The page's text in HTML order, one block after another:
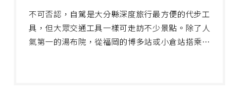
不可否認，自駕是大分縣深度旅行最方便的代步工
具，但大眾交通工具一樣可走訪不少景點。除了人
氣第一的湯布院，從福岡的博多站或小倉站搭乘特